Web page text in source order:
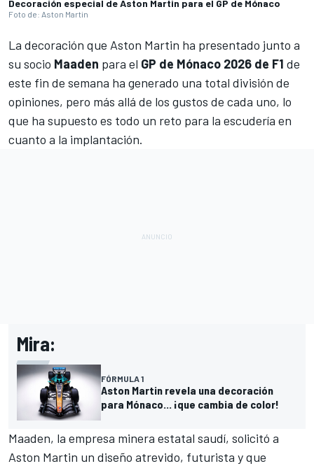
Decoración especial de Aston Martin para el GP de Mónaco
Foto de: Aston Martin
La decoración que Aston Martin ha presentado junto a
su socio Maaden para el GP de Mónaco 2026 de F1 de
este fin de semana ha generado una total división de
opiniones, pero más allá de los gustos de cada uno, lo
que ha supuesto es todo un reto para la escudería en
cuanto a la implantación.
Mira:
FÓRMULA 1
Aston Martin revela una decoración
para Mónaco... ¡que cambia de color!
Maaden, la empresa minera estatal saudí, solicitó a
Aston Martin un diseño atrevido, futurista y que